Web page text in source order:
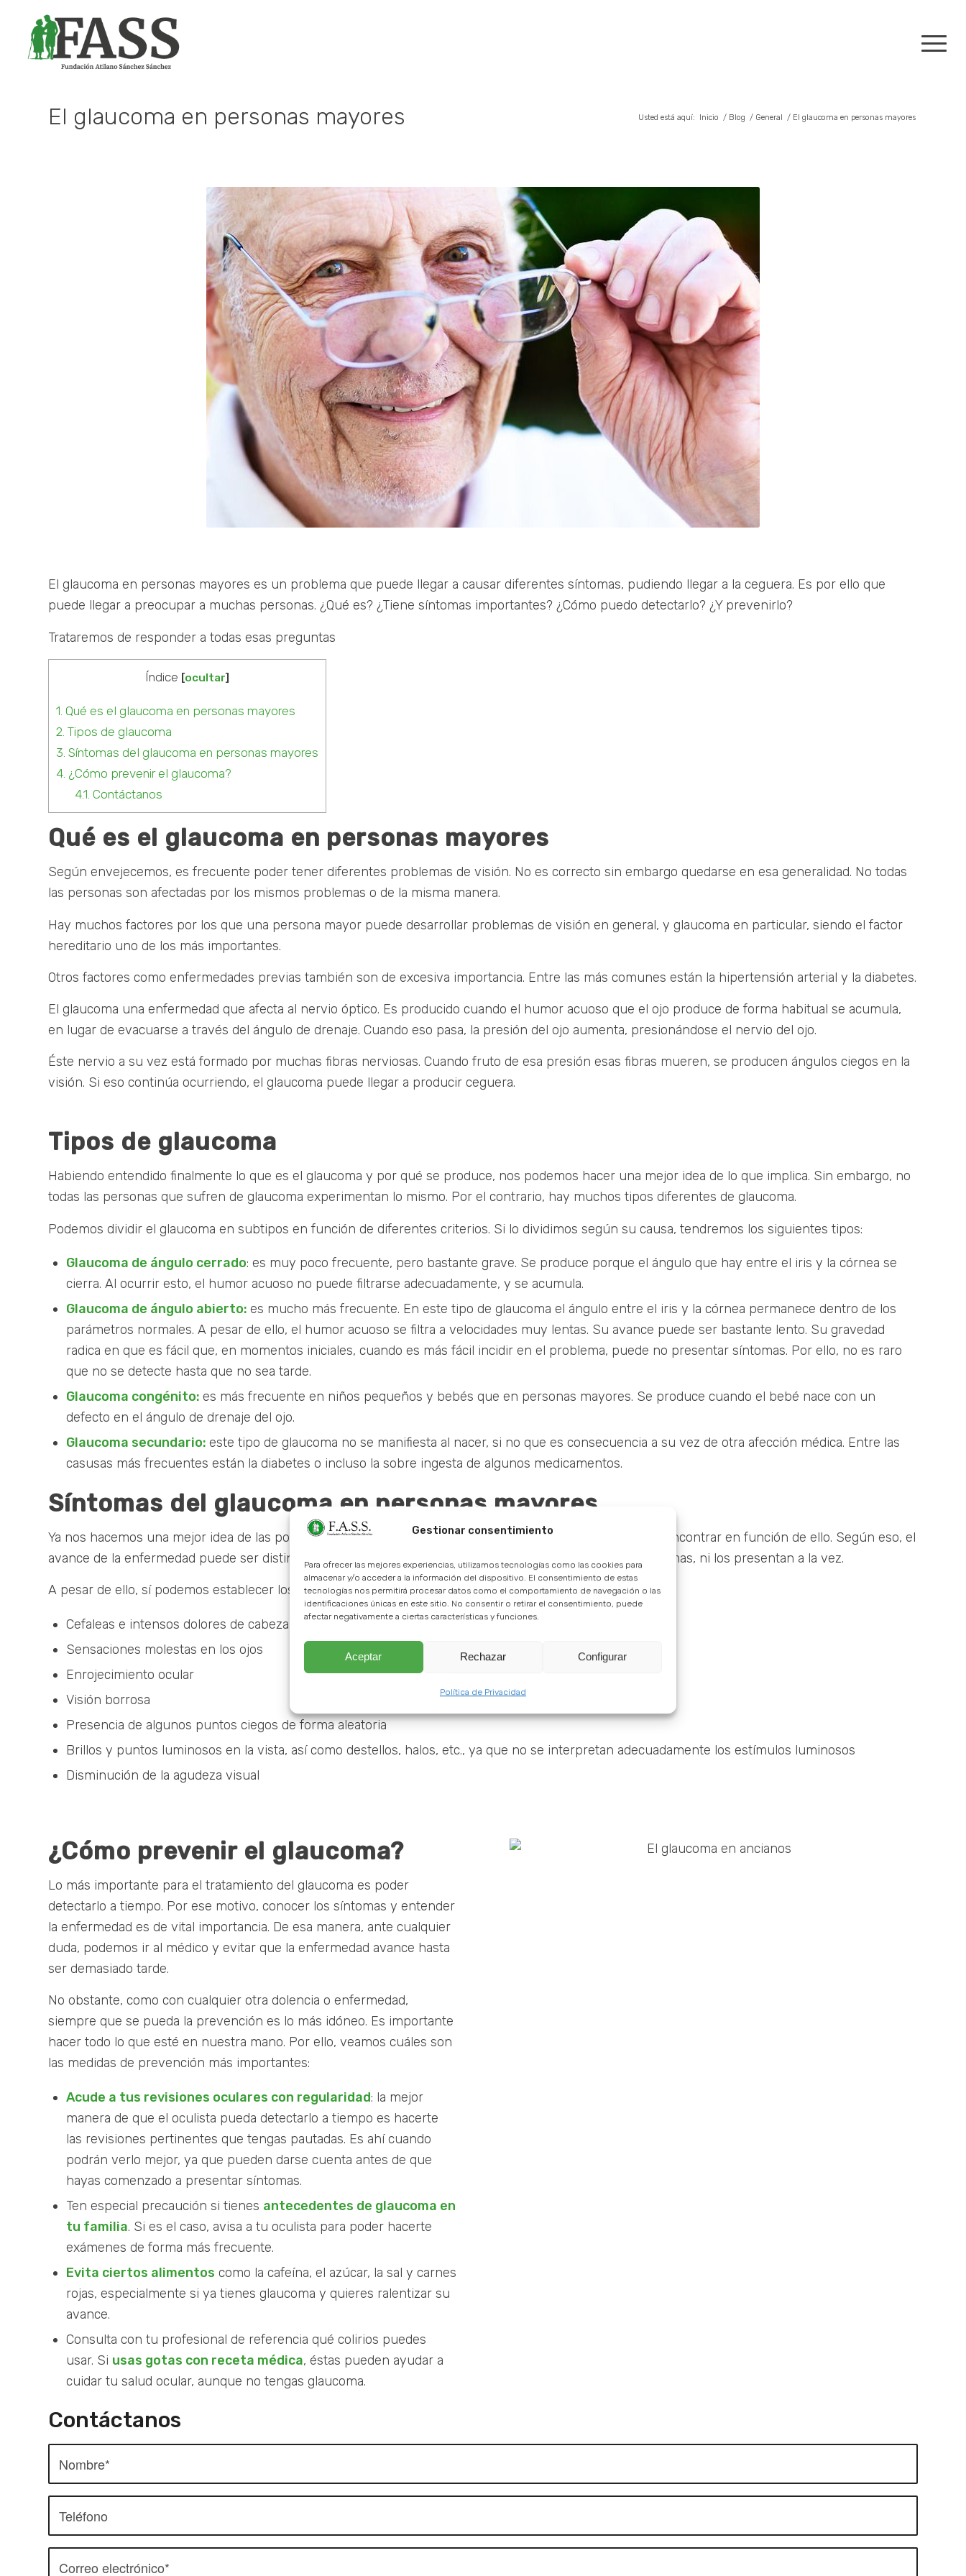
Gestionar consentimiento
Para ofrecer las mejores experiencias, utilizamos tecnologías como las cookies para
almacenar y/o acceder a la información del dispositivo. El consentimiento de estas
tecnologías nos permitirá procesar datos como el comportamiento de navegación o las
identificaciones únicas en este sitio. No consentir o retirar el consentimiento, puede
afectar negativamente a ciertas características y funciones.
Aceptar Rechazar Configurar
Política de Privacidad
El glaucoma en personas mayores Usted está aquí: Inicio / Blog / General / El glaucoma en personas mayores
El glaucoma en personas mayores es un problema que puede llegar a causar diferentes síntomas, pudiendo llegar a la ceguera. Es por ello que
puede llegar a preocupar a muchas personas. ¿Qué es? ¿Tiene síntomas importantes? ¿Cómo puedo detectarlo? ¿Y prevenirlo?
Trataremos de responder a todas esas preguntas
Índice [ocultar]
1. Qué es el glaucoma en personas mayores
2. Tipos de glaucoma
3. Síntomas del glaucoma en personas mayores
4. ¿Cómo prevenir el glaucoma?
4.1. Contáctanos
Qué es el glaucoma en personas mayores
Según envejecemos, es frecuente poder tener diferentes problemas de visión. No es correcto sin embargo quedarse en esa generalidad. No todas
las personas son afectadas por los mismos problemas o de la misma manera.
Hay muchos factores por los que una persona mayor puede desarrollar problemas de visión en general, y glaucoma en particular, siendo el factor
hereditario uno de los más importantes.
Otros factores como enfermedades previas también son de excesiva importancia. Entre las más comunes están la hipertensión arterial y la diabetes.
El glaucoma una enfermedad que afecta al nervio óptico. Es producido cuando el humor acuoso que el ojo produce de forma habitual se acumula,
en lugar de evacuarse a través del ángulo de drenaje. Cuando eso pasa, la presión del ojo aumenta, presionándose el nervio del ojo.
Éste nervio a su vez está formado por muchas fibras nerviosas. Cuando fruto de esa presión esas fibras mueren, se producen ángulos ciegos en la
visión. Si eso continúa ocurriendo, el glaucoma puede llegar a producir ceguera.
Tipos de glaucoma
Habiendo entendido finalmente lo que es el glaucoma y por qué se produce, nos podemos hacer una mejor idea de lo que implica. Sin embargo, no
todas las personas que sufren de glaucoma experimentan lo mismo. Por el contrario, hay muchos tipos diferentes de glaucoma.
Podemos dividir el glaucoma en subtipos en función de diferentes criterios. Si lo dividimos según su causa, tendremos los siguientes tipos:
Glaucoma de ángulo cerrado: es muy poco frecuente, pero bastante grave. Se produce porque el ángulo que hay entre el iris y la córnea se
cierra. Al ocurrir esto, el humor acuoso no puede filtrarse adecuadamente, y se acumula.
Glaucoma de ángulo abierto: es mucho más frecuente. En este tipo de glaucoma el ángulo entre el iris y la córnea permanece dentro de los
parámetros normales. A pesar de ello, el humor acuoso se filtra a velocidades muy lentas. Su avance puede ser bastante lento. Su gravedad
radica en que es fácil que, en momentos iniciales, cuando es más fácil incidir en el problema, puede no presentar síntomas. Por ello, no es raro
que no se detecte hasta que no sea tarde.
Glaucoma congénito: es más frecuente en niños pequeños y bebés que en personas mayores. Se produce cuando el bebé nace con un
defecto en el ángulo de drenaje del ojo.
Glaucoma secundario: este tipo de glaucoma no se manifiesta al nacer, si no que es consecuencia a su vez de otra afección médica. Entre las
casusas más frecuentes están la diabetes o incluso la sobre ingesta de algunos medicamentos.
Síntomas del glaucoma en personas mayores
Ya nos hacemos una mejor idea de las posibles causas del glaucoma, así como de los tipos que podemos encontrar en función de ello. Según eso, el
avance de la enfermedad puede ser distinto. No todas las personas con glaucoma tienen los mismos síntomas, ni los presentan a la vez.
A pesar de ello, sí podemos establecer los síntomas más comunes asociados al glaucoma en la vejez:
Cefaleas e intensos dolores de cabeza
Sensaciones molestas en los ojos
Enrojecimiento ocular
Visión borrosa
Presencia de algunos puntos ciegos de forma aleatoria
Brillos y puntos luminosos en la vista, así como destellos, halos, etc., ya que no se interpretan adecuadamente los estímulos luminosos
Disminución de la agudeza visual
¿Cómo prevenir el glaucoma?
Lo más importante para el tratamiento del glaucoma es poder
detectarlo a tiempo. Por ese motivo, conocer los síntomas y entender
la enfermedad es de vital importancia. De esa manera, ante cualquier
duda, podemos ir al médico y evitar que la enfermedad avance hasta
ser demasiado tarde.
No obstante, como con cualquier otra dolencia o enfermedad,
siempre que se pueda la prevención es lo más idóneo. Es importante
hacer todo lo que esté en nuestra mano. Por ello, veamos cuáles son
las medidas de prevención más importantes:
Acude a tus revisiones oculares con regularidad: la mejor
manera de que el oculista pueda detectarlo a tiempo es hacerte
las revisiones pertinentes que tengas pautadas. Es ahí cuando
podrán verlo mejor, ya que pueden darse cuenta antes de que
hayas comenzado a presentar síntomas.
Ten especial precaución si tienes antecedentes de glaucoma en
tu familia. Si es el caso, avisa a tu oculista para poder hacerte
exámenes de forma más frecuente.
Evita ciertos alimentos como la cafeína, el azúcar, la sal y carnes
rojas, especialmente si ya tienes glaucoma y quieres ralentizar su
avance.
Consulta con tu profesional de referencia qué colirios puedes
usar. Si usas gotas con receta médica, éstas pueden ayudar a
cuidar tu salud ocular, aunque no tengas glaucoma.
Contáctanos